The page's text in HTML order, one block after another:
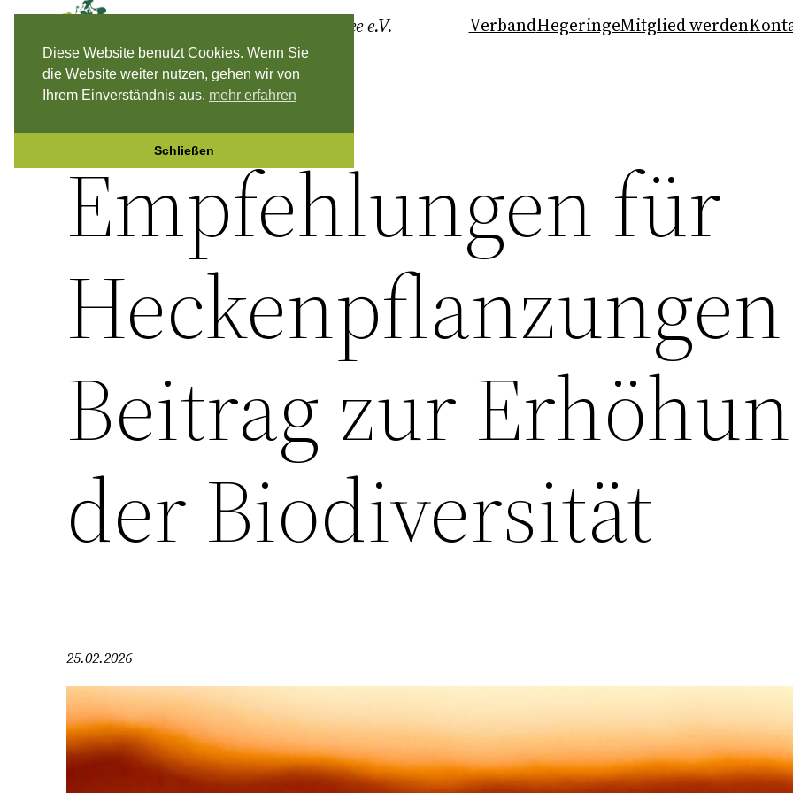
Zum
Inhalt
springen
Jagdverband Rügen & Hiddensee e.V. VerbandHegeringeMitglied werden
Empfehlungen für
Beitrag zur
der Biodiversität
25.02.2026
Diese Website benutzt Cookies. Wenn Sie
die Website weiter nutzen, gehen wir von
Ihrem Einverständnis aus. mehr erfahren
Schließen